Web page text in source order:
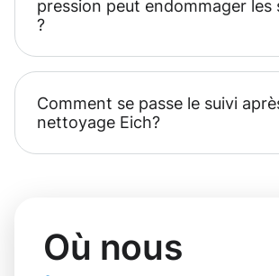
pression peut endommager les
?
Comment se passe le suivi
nettoyage Eich?
Où nous